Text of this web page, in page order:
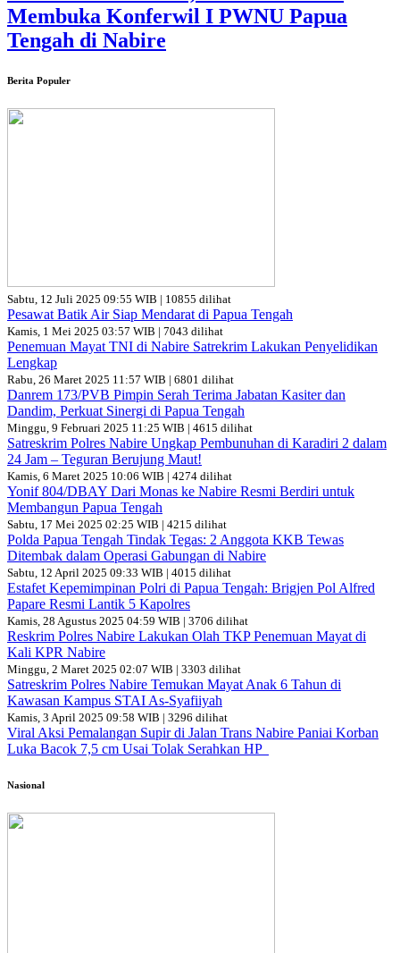
Membuka Konferwil I PWNU Papua
Tengah di Nabire
Berita Populer
Sabtu, 12 Juli 2025 09:55 WIB | 10855 dilihat
Pesawat Batik Air Siap Mendarat di Papua Tengah
Kamis, 1 Mei 2025 03:57 WIB | 7043 dilihat
Penemuan Mayat TNI di Nabire Satrekrim Lakukan Penyelidikan
Lengkap
Rabu, 26 Maret 2025 11:57 WIB | 6801 dilihat
Danrem 173/PVB Pimpin Serah Terima Jabatan Kasiter dan
Dandim, Perkuat Sinergi di Papua Tengah
Minggu, 9 Februari 2025 11:25 WIB | 4615 dilihat
Satreskrim Polres Nabire Ungkap Pembunuhan di Karadiri 2 dalam
24 Jam – Teguran Berujung Maut!
Kamis, 6 Maret 2025 10:06 WIB | 4274 dilihat
Yonif 804/DBAY Dari Monas ke Nabire Resmi Berdiri untuk
Membangun Papua Tengah
Sabtu, 17 Mei 2025 02:25 WIB | 4215 dilihat
Polda Papua Tengah Tindak Tegas: 2 Anggota KKB Tewas
Ditembak dalam Operasi Gabungan di Nabire
Sabtu, 12 April 2025 09:33 WIB | 4015 dilihat
Estafet Kepemimpinan Polri di Papua Tengah: Brigjen Pol Alfred
Papare Resmi Lantik 5 Kapolres
Kamis, 28 Agustus 2025 04:59 WIB | 3706 dilihat
Reskrim Polres Nabire Lakukan Olah TKP Penemuan Mayat di
Kali KPR Nabire
Minggu, 2 Maret 2025 02:07 WIB | 3303 dilihat
Satreskrim Polres Nabire Temukan Mayat Anak 6 Tahun di
Kawasan Kampus STAI As-Syafiiyah
Kamis, 3 April 2025 09:58 WIB | 3296 dilihat
Viral Aksi Pemalangan Supir di Jalan Trans Nabire Paniai Korban
Luka Bacok 7,5 cm Usai Tolak Serahkan HP
Nasional